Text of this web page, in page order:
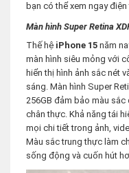
bạn có thể xem ngay
Màn hình Super Retina
Thế hệ iPhone 15 năm
màn hình siêu mỏng với
hiển thị hình ảnh sắc nét
sáng. Màn hình Super
256GB đảm bảo màu
chân thực. Khả năng tái
mọi chi tiết trong ảnh,
Màu sắc trung thực làm
sống động và cuốn hút